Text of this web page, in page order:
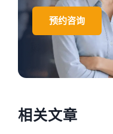
预约咨询
相关文章